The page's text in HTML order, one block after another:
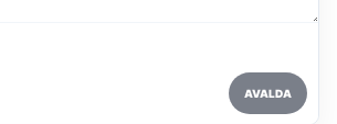
AVALDA